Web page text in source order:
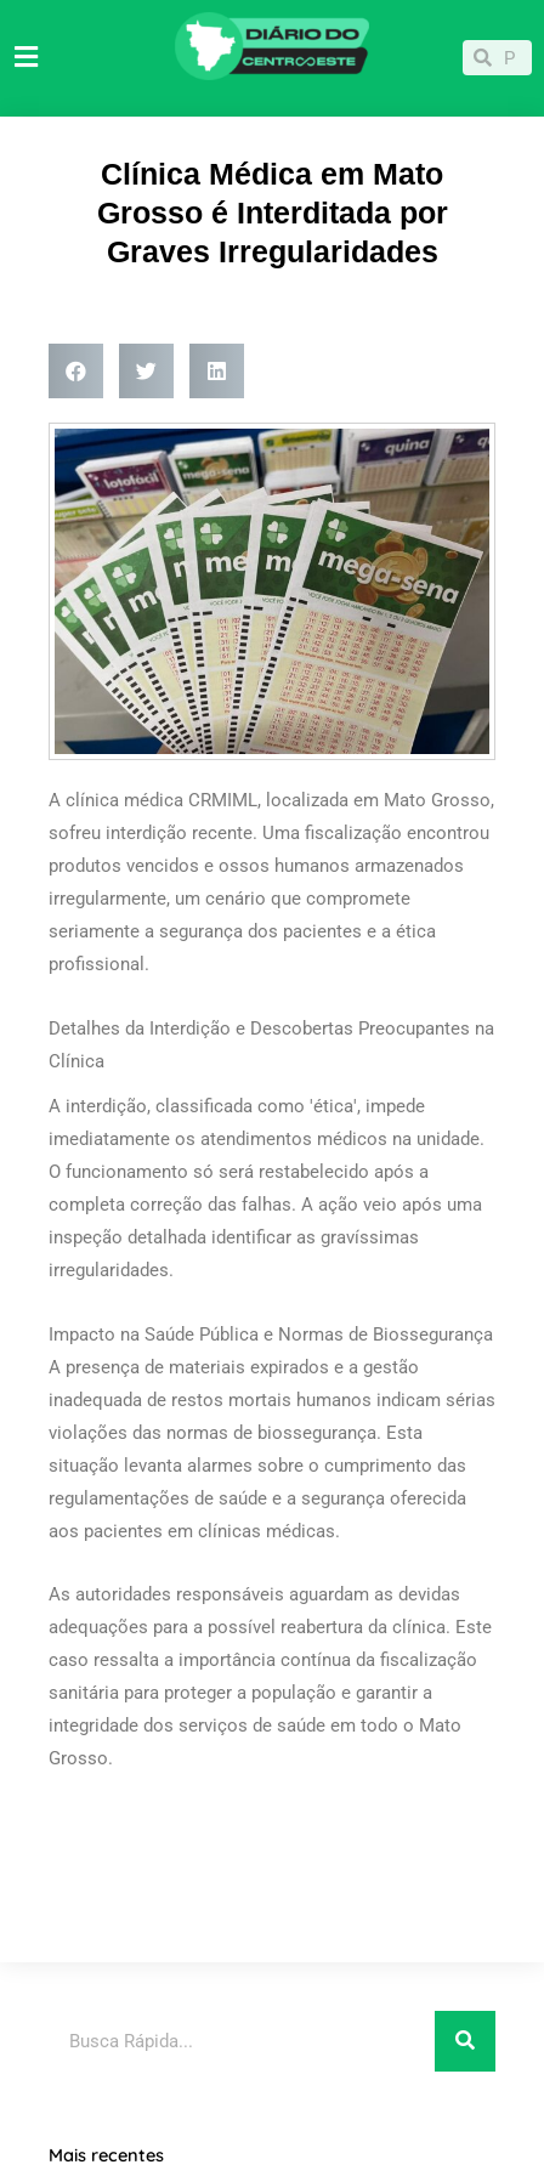
para
Pesquisar
Clínica Médica em Mato
Grosso é Interditada por
Graves Irregularidades
A clínica médica CRMIML, localizada em Mato Grosso,
sofreu interdição recente. Uma fiscalização encontrou
produtos vencidos e ossos humanos armazenados
irregularmente, um cenário que compromete
seriamente a segurança dos pacientes e a ética
profissional.
Detalhes da Interdição e Descobertas Preocupantes na
Clínica
A interdição, classificada como 'ética', impede
imediatamente os atendimentos médicos na unidade.
O funcionamento só será restabelecido após a
completa correção das falhas. A ação veio após uma
inspeção detalhada identificar as gravíssimas
irregularidades.
Impacto na Saúde Pública e Normas de Biossegurança
A presença de materiais expirados e a gestão
inadequada de restos mortais humanos indicam sérias
violações das normas de biossegurança. Esta
situação levanta alarmes sobre o cumprimento das
regulamentações de saúde e a segurança oferecida
aos pacientes em clínicas médicas.
As autoridades responsáveis aguardam as devidas
adequações para a possível reabertura da clínica. Este
caso ressalta a importância contínua da fiscalização
sanitária para proteger a população e garantir a
integridade dos serviços de saúde em todo o Mato
Grosso.
Mais recentes